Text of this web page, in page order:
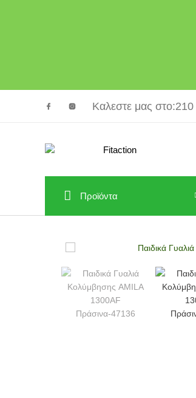
Καλεστε μας στο:210
Προϊόντα